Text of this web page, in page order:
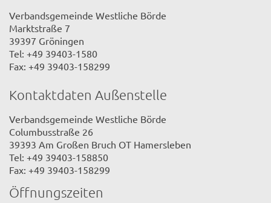
Verbandsgemeinde Westliche Börde
Marktstraße 7
39397 Gröningen
Tel: +49 39403-1580
Fax: +49 39403-158299
Kontaktdaten Außenstelle
Verbandsgemeinde Westliche Börde
Columbusstraße 26
39393 Am Großen Bruch OT Hamersleben
Tel: +49 39403-158850
Fax: +49 39403-158299
Öffnungszeiten